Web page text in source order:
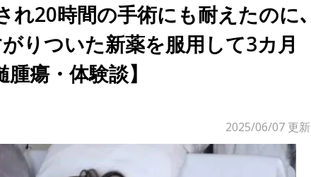
れ20時間の手術にも耐えたのに､
りついた新薬を服用して3カ月
瘍・体験談】
2025/06/07 更新